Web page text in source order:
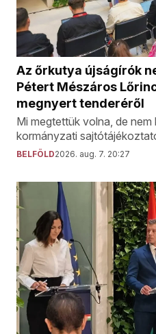
Az őrkutya újságírók
Pétert Mészáros
megnyert tenderéről
Mi megtettük volna, de
kormányzati
BELFÖLD2026. aug. 7. 20:27